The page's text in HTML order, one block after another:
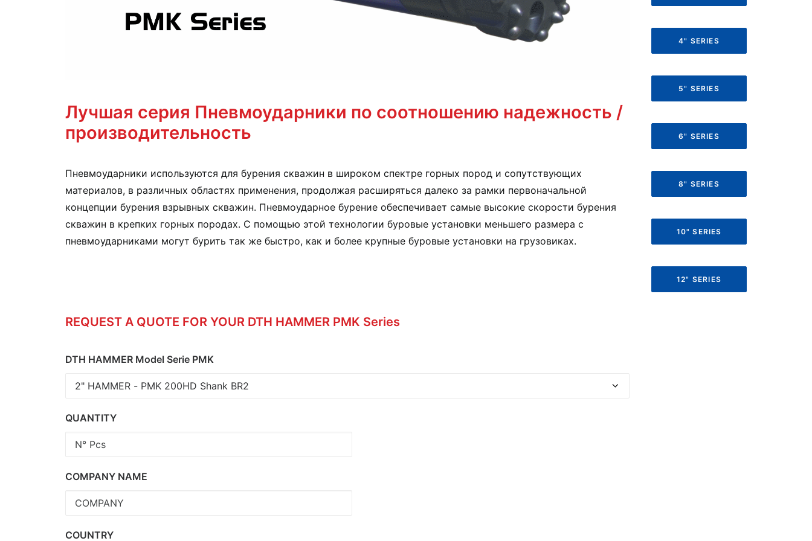
Лучшая серия Пневмоударники по соотношению надежность /
производительность
Пневмоударники используются для бурения скважин в широком спектре горных пород и сопутствующих
материалов, в различных областях применения, продолжая расширяться далеко за рамки первоначальной
концепции бурения взрывных скважин. Пневмоударное бурение обеспечивает самые высокие скорости бурения
скважин в крепких горных породах. С помощью этой технологии буровые установки меньшего размера с
пневмоударниками могут бурить так же быстро, как и более крупные буровые установки на грузовиках.
REQUEST A QUOTE FOR YOUR DTH HAMMER PMK Series
DTH HAMMER Model Serie PMK
QUANTITY
COMPANY NAME
COUNTRY
4" SERIES
5" SERIES
6" SERIES
8" SERIES
10" SERIES
12" SERIES